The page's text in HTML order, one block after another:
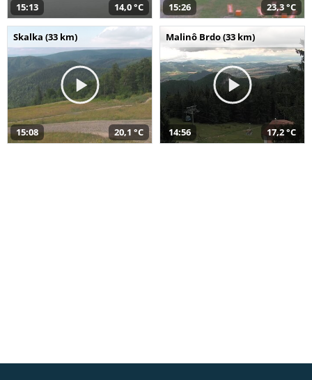
15:13 14,0 °C 15:26 23,3 °C
Skalka (33 km)
15:08 20,1 °C
Malinô Brdo (33 km)
14:56 17,2 °C